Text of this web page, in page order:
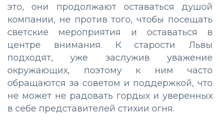
это, они продолжают оставаться душой
компании, не против того, чтобы посещать
светские мероприятия и оставаться в
центре внимания. К старости Львы
подходят, уже заслужив уважение
окружающих, поэтому к ним часто
обращаются за советом и поддержкой, что
не может не радовать гордых и уверенных
в себе представителей стихии огня.